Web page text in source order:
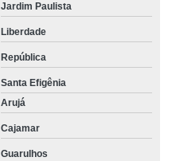
Jardim Paulista
Liberdade
República
Santa Efigênia
Arujá
Cajamar
Guarulhos